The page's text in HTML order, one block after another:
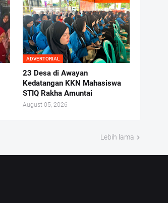
ADVERTORIAL
23 Desa di Awayan
Kedatangan KKN Mahasiswa
STIQ Rakha Amuntai
August 05, 2026
Lebih lama